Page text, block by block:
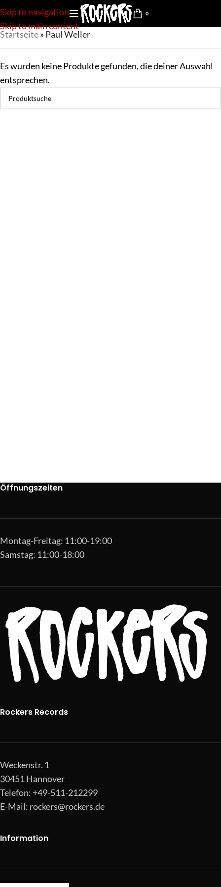
Skip to navigation
Skip to main content
0
Startseite» Paul Weller
Es wurden keine Produkte gefunden, die deiner Auswahl
entsprechen.
Öffnungszeiten
Montag-Freitag: 11:00-19:00
Samstag: 11:00-18:00
Rockers Records
Weckenstr. 1
30451 Hannover
Telefon: +49-511-212299
E-Mail: rockers@rockers.de
Information